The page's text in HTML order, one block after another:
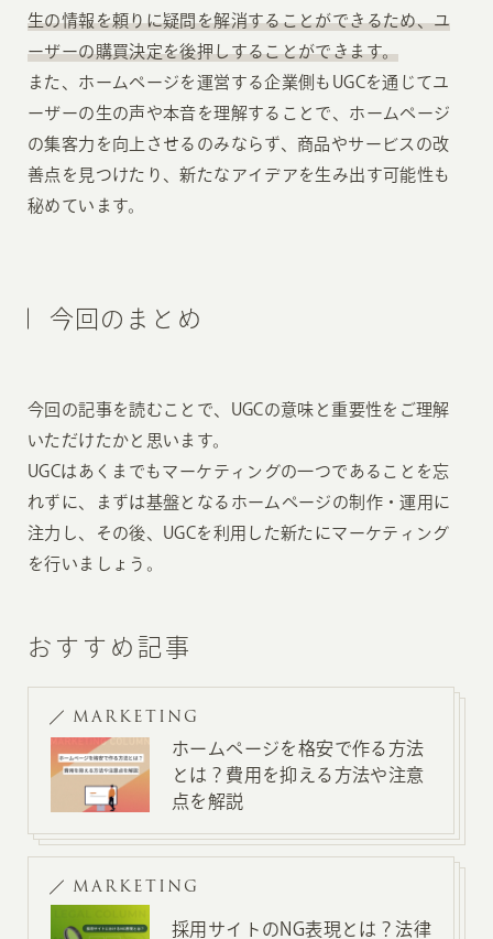
生の情報を頼りに疑問を解消することができるため、ユ
ーザーの購買決定を後押しすることができます。
また、ホームページを運営する企業側もUGCを通じてユ
ーザーの生の声や本音を理解することで、ホームページ
の集客力を向上させるのみならず、商品やサービスの改
善点を見つけたり、新たなアイデアを生み出す可能性も
秘めています。
今回のまとめ
今回の記事を読むことで、UGCの意味と重要性をご理解
いただけたかと思います。
UGCはあくまでもマーケティングの一つであることを忘
れずに、まずは基盤となるホームページの制作・運用に
注力し、その後、UGCを利用した新たにマーケティング
を行いましょう。
おすすめ記事
MARKETING
ホームページを格安で作る方法
とは？費用を抑える方法や注意
点を解説
MARKETING
採用サイトのNG表現とは？法律